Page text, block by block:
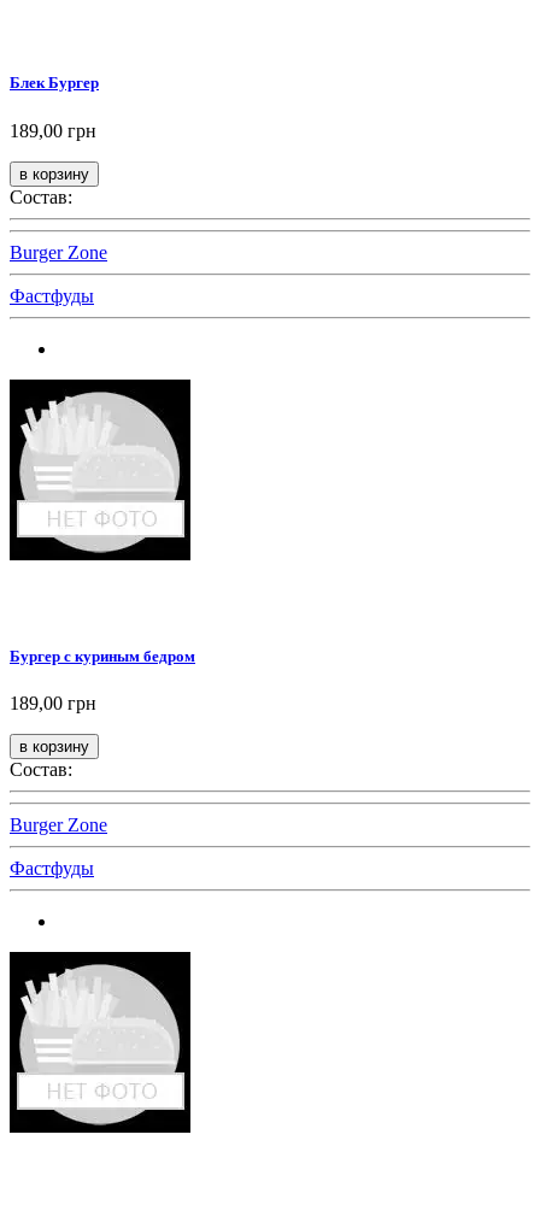
Блек Бургер
189,00 грн
Состав:
Burger Zone
Фастфуды
Бургер с куриным бедром
189,00 грн
Состав:
Burger Zone
Фастфуды